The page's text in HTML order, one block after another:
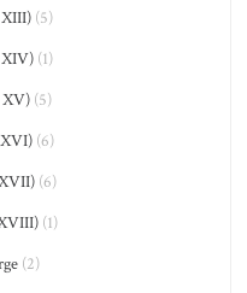
(5)
(1)
XV)(5)
(6)
(6)
(1)
(2)